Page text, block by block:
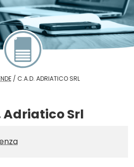
/ C.A.D. ADRIATICO SRL
Adriatico Srl